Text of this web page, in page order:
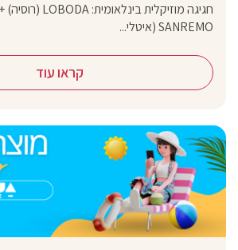
SANREMO (איטלי...
קראו עוד